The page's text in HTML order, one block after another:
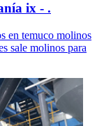
ix - .
en temuco molinos
sale molinos para